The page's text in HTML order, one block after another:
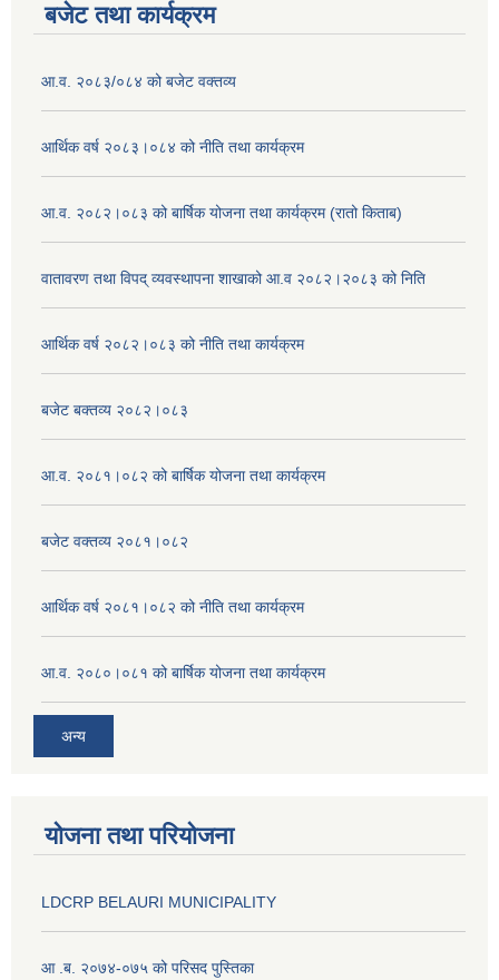
बजेट तथा कार्यक्रम
आ.व. २०८३/०८४ को बजेट वक्तव्य
आर्थिक वर्ष २०८३।०८४ को नीति तथा कार्यक्रम
आ.व. २०८२।०८३ को बार्षिक योजना तथा कार्यक्रम (रातो किताब)
वातावरण तथा विपद् व्यवस्थापना शाखाको आ.व २०८२।२०८३ को निति
आर्थिक वर्ष २०८२।०८३ को नीति तथा कार्यक्रम
बजेट बक्तव्य २०८२।०८३
आ.व. २०८१।०८२ को बार्षिक योजना तथा कार्यक्रम
बजेट वक्तव्य २०८१।०८२
आर्थिक वर्ष २०८१।०८२ को नीति तथा कार्यक्रम
आ.व. २०८०।०८१ को बार्षिक योजना तथा कार्यक्रम
अन्य
योजना तथा परियोजना
LDCRP BELAURI MUNICIPALITY
आ .ब. २०७४-०७५ को परिसद पुस्तिका